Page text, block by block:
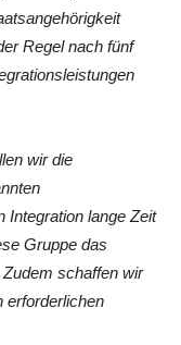
Regel nach fünf
wir die
Integration lange Zeit
Gruppe das
schaffen wir
erforderlichen